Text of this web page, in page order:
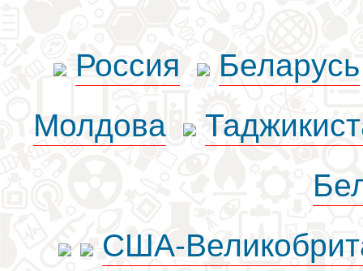
Россия
Беларусь
Молдова
США-